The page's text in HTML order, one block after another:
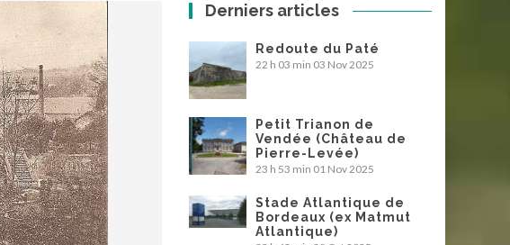
Derniers articles
Redoute du Paté
22 h 03 min 03 Nov 2025
Petit Trianon de
Vendée (Château de
Pierre-Levée)
23 h 53 min 01 Nov 2025
Stade Atlantique de
Bordeaux (ex Matmut
Atlantique)